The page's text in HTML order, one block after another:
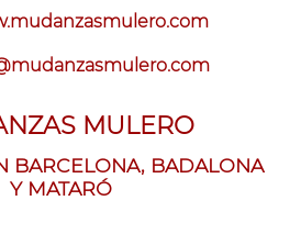
MULERO
BARCELONA, BADALONA
Y MATARÓ